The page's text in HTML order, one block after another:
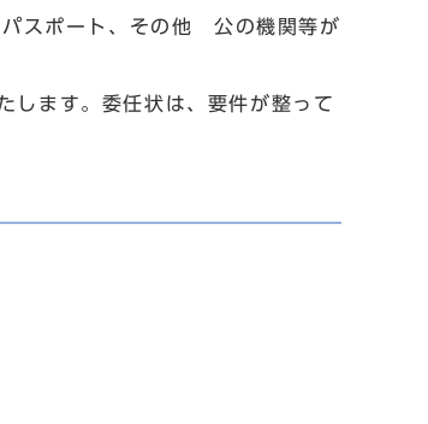
スポート、その他 公の機関等が
します。委任状は、要件が整って